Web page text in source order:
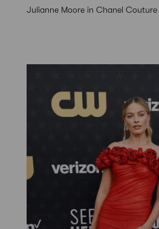
Julianne Moore in Chanel Couture